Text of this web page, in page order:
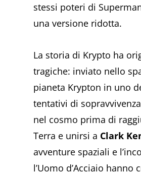
stessi poteri di
una versione ridotta.
La storia di Krypto ha
tragiche: inviato nello
pianeta Krypton in uno
tentativi di
nel cosmo prima di
Terra e unirsi a Clark
avventure spaziali e
l’Uomo d’Acciaio hanno